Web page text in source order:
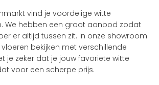
vind je voordelige witte
We hebben een groot aanbod zodat
er altijd tussen zit. In onze showroom
bekijken met verschillende
je zeker dat je jouw favoriete witte
voor een scherpe prijs.